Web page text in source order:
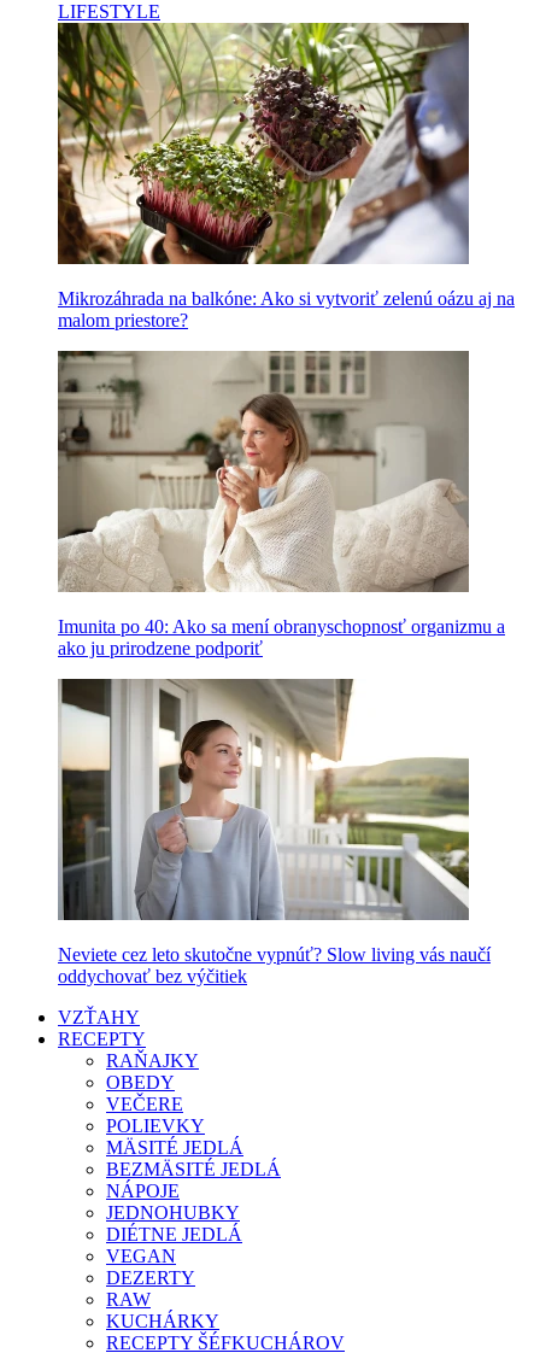
LIFESTYLE
Mikrozáhrada na balkóne: Ako si vytvoriť zelenú oázu aj na
malom priestore?
Imunita po 40: Ako sa mení obranyschopnosť organizmu a
ako ju prirodzene podporiť
Neviete cez leto skutočne vypnúť? Slow living vás naučí
oddychovať bez výčitiek
VZŤAHY
RECEPTY
RAŇAJKY
OBEDY
VEČERE
POLIEVKY
MÄSITÉ JEDLÁ
BEZMÄSITÉ JEDLÁ
NÁPOJE
JEDNOHUBKY
DIÉTNE JEDLÁ
VEGAN
DEZERTY
RAW
KUCHÁRKY
RECEPTY ŠÉFKUCHÁROV